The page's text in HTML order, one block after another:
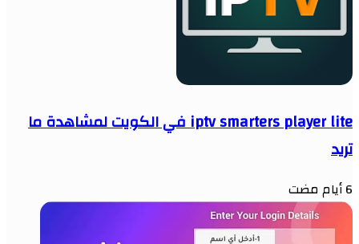
iptv smarters player lite في الكويت لمشاهدة ما
تريد
6 أيام مضت